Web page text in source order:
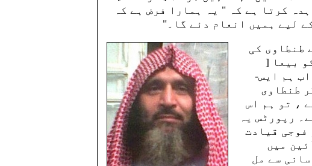
کرتا ہے کہ " یہ ہمارا فرض ہے کہ
لیے ہمیں انعام دئے گا۔"
طنطاوی کی
بیعا [
ہم ایس-
طنطاوی
، تو ہم اس
رپورٹس یہ
فوجی قیادت
اور 1971 ء کے آئین میں
سے مل